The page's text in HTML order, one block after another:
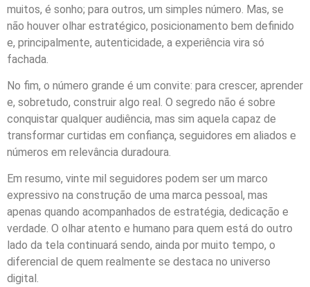
muitos, é sonho; para outros, um simples número. Mas, se
não houver olhar estratégico, posicionamento bem definido
e, principalmente, autenticidade, a experiência vira só
fachada.
No fim, o número grande é um convite: para crescer, aprender
e, sobretudo, construir algo real. O segredo não é sobre
conquistar qualquer audiência, mas sim aquela capaz de
transformar curtidas em confiança, seguidores em aliados e
números em relevância duradoura.
Em resumo, vinte mil seguidores podem ser um marco
expressivo na construção de uma marca pessoal, mas
apenas quando acompanhados de estratégia, dedicação e
verdade. O olhar atento e humano para quem está do outro
lado da tela continuará sendo, ainda por muito tempo, o
diferencial de quem realmente se destaca no universo
digital.